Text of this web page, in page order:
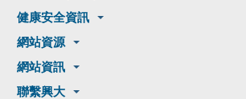
健康安全資訊
網站資源
網站資訊
聯繫興大